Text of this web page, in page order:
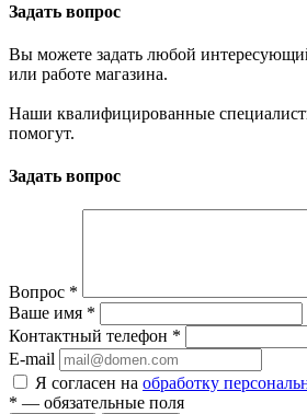
Задать вопрос
Вы можете задать любой
или работе магазина.
Наши квалифицированные
помогут.
Задать вопрос
Вопрос *
Ваше имя *
Контактный телефон *
E-mail
Я согласен на обработку
* — обязательные поля